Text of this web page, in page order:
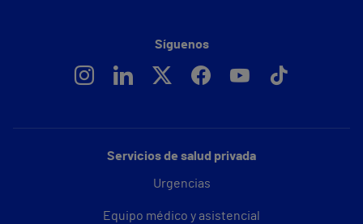
Servicios de salud privada
Urgencias
Equipo médico y asistencial
Síguenos